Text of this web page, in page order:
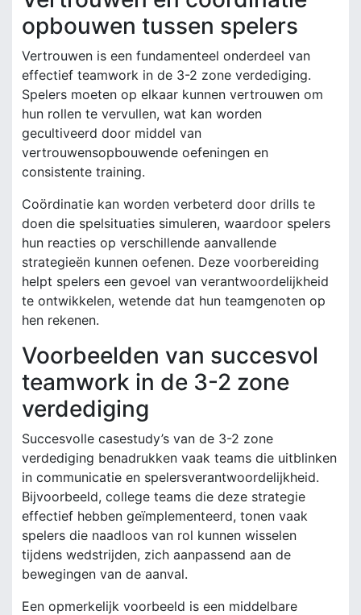
opbouwen tussen spelers
Vertrouwen is een fundamenteel onderdeel van
effectief teamwork in de 3-2 zone verdediging.
Spelers moeten op elkaar kunnen vertrouwen om
hun rollen te vervullen, wat kan worden
gecultiveerd door middel van
vertrouwensopbouwende oefeningen en
consistente training.
Coördinatie kan worden verbeterd door drills te
doen die spelsituaties simuleren, waardoor spelers
hun reacties op verschillende aanvallende
strategieën kunnen oefenen. Deze voorbereiding
helpt spelers een gevoel van verantwoordelijkheid
te ontwikkelen, wetende dat hun teamgenoten op
hen rekenen.
Voorbeelden van succesvol
teamwork in de 3-2 zone
verdediging
Succesvolle casestudy’s van de 3-2 zone
verdediging benadrukken vaak teams die uitblinken
in communicatie en spelersverantwoordelijkheid.
Bijvoorbeeld, college teams die deze strategie
effectief hebben geïmplementeerd, tonen vaak
spelers die naadloos van rol kunnen wisselen
tijdens wedstrijden, zich aanpassend aan de
bewegingen van de aanval.
Een opmerkelijk voorbeeld is een middelbare